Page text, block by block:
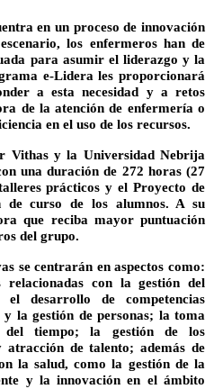
en un proceso de innovación
los enfermeros han de
para asumir el liderazgo y la
e-Lidera les proporcionará
a esta necesidad y a retos
de la atención de enfermería o
en el uso de los recursos.
Vithas y la Universidad Nebrija
una duración de 272 horas (27
prácticos y elProyecto de
curso de los alumnos. A su
que reciba mayor puntuación
del grupo.
se centrarán en aspectos como:
relacionadas con la gestión del
desarrollo de competencias
la gestión de personas; la toma
del tiempo; la gestión de los
de talento; además de
la salud, como la gestión de la
y la innovación en el ámbito